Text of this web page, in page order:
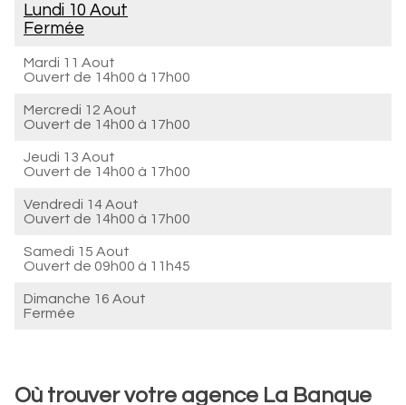
Lundi 10 Aout
Fermée
Mardi 11 Aout
Ouvert de 14h00 à 17h00
Mercredi 12 Aout
Ouvert de 14h00 à 17h00
Jeudi 13 Aout
Ouvert de 14h00 à 17h00
Vendredi 14 Aout
Ouvert de 14h00 à 17h00
Samedi 15 Aout
Ouvert de 09h00 à 11h45
Dimanche 16 Aout
Fermée
Où trouver votre agence La Banque